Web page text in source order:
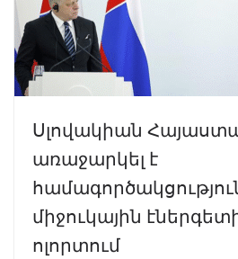
Սլովակիան
առաջարկել է
միջուկային
ոլորտում